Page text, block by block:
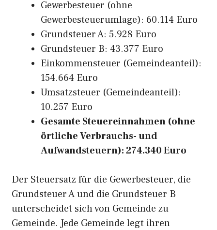
Gewerbesteuer (ohne
Gewerbesteuerumlage): 60.114 Euro
Grundsteuer A: 5.928 Euro
Grundsteuer B: 43.377 Euro
Einkommensteuer (Gemeindeanteil):
154.664 Euro
Umsatzsteuer (Gemeindeanteil):
10.257 Euro
Gesamte Steuereinnahmen (ohne
örtliche Verbrauchs- und
Aufwandsteuern): 274.340 Euro
Der Steuersatz für die Gewerbesteuer, die
Grundsteuer A und die Grundsteuer B
unterscheidet sich von Gemeinde zu
Gemeinde. Jede Gemeinde legt ihren